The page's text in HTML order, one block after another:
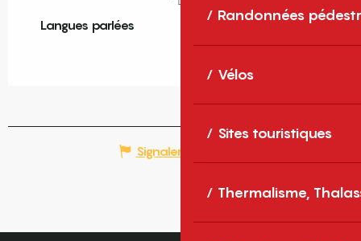
Randonnées
Vélos
Sites touristiques
Thermalisme,
Langues parlées
Langues parlées
Signaler une erreur